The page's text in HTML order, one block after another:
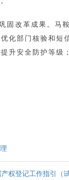
固改革成果。马
化部门核验和
升安全防护等级
权登记工作指引（